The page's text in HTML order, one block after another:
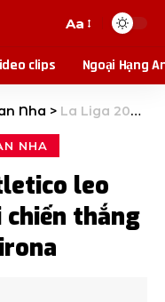
Aa
clips Ngoại Hạng
Nha > La Liga 2025-26: Atletico leo lên vị trí thứ ba với chiến thắng dễ dàng trên sân Girona
NHA
leo
thắng